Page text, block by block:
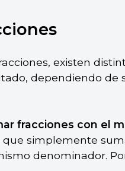
existen
dependiendo de
fracciones con el
que simplemente
denominador.